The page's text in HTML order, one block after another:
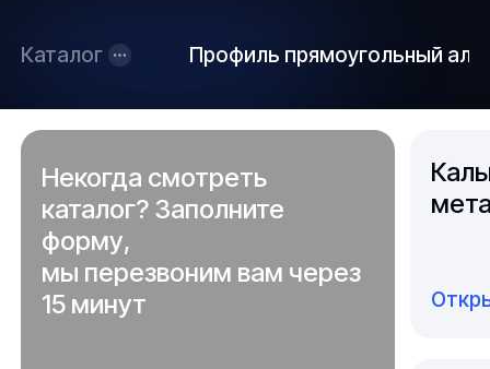
Каталог Профиль прямоугольный
Некогда смотреть
каталог? Заполните
форму,
мы перезвоним вам через
15 минут